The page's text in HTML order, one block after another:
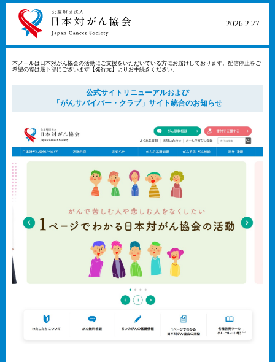
2026​.2​.27​
本メールは日本対がん協会の活動にご支援をいただいている方にお届けしております。配信停止をご
希望の際は最下部にございます【発行元】よりお手続きください。
公式サイトリニューアルおよび
「がんサバイバー・クラブ」サイト統合のお知らせ